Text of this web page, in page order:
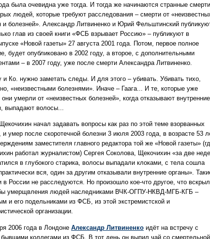
была очевидна уже тогда. И тогда же начинаются странные смерти
людей, которые требуют расследования – смерти от
и болезней». Александр Литвиненко и Юрий Фельштинский
глав из своей книги «ФСБ взрывает Россию» – публикуют в
«Новой газеты» 27 августа 2001 года. Потом, первое полное
будет опубликовано в 2002 году, а второе, с дополнительными
– в 2007 году, уже после смерти Александра Литвиненко.
и Ко. нужно заметать следы. И для этого – убивать. Убивать тихо,
«неизвестными болезнями». Иначе – Гаага... И те, которые уже
умерли от «неизвестных болезней», когда отказывают внутренние
выпадают волосы...
начал задавать вопросы как раз по этой теме взорванных
умер после скоротечной болезни 3 июля 2003 года, в возрасте 53
заместителя главного редактора той же «Новой газеты»
работал журналистом) Сергея Соколова, Щекочихин «за две
в глубокого старика, волосы выпадали клоками, с тела сошла
вся, один за другим отказывали внутренние органы».
в России не расследуются. Но произошло кое-что другое, что
умерщвления людей наследниками ВЧК-ОГПУ-НКВД-МГБ-КГБ –
и его подельниками из ФСБ, из этой экстремистской и
организации.
2006 года в Лондоне Александр Литвиненко идёт на встречу с
коллегами из ФСБ. В тот день он выпил чай со смертельной